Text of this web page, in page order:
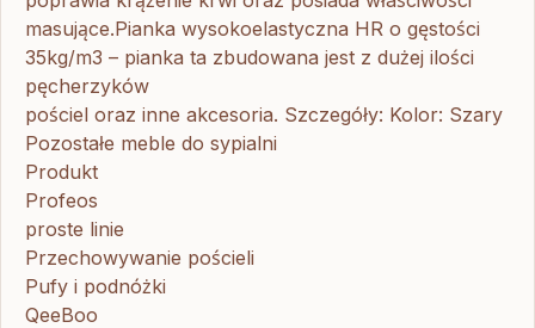
masujące.Pianka wysokoelastyczna HR o gęstości
35kg/m3 – pianka ta zbudowana jest z dużej ilości
pęcherzyków
pościel oraz inne akcesoria. Szczegóły: Kolor: Szary
Pozostałe meble do sypialni
Produkt
Profeos
proste linie
Przechowywanie pościeli
Pufy i podnóżki
QeeBoo